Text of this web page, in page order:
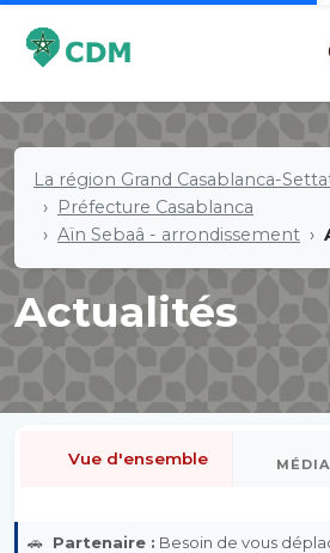
La région Grand Casablanca-
Préfecture Casablanca
Aïn Sebaâ - arrondissement
Actualités
Vue d'ensemble
🚗 Partenaire : Besoin de vous